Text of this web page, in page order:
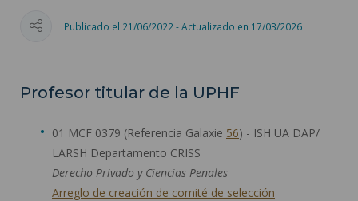
Publicado el 21/06/2022 - Actualizado en 17/03/2026
Profesor titular de la UPHF
01 MCF 0379 (Referencia Galaxie 56) - ISH UA DAP/
LARSH Departamento CRISS
Derecho Privado y Ciencias Penales
Arreglo de creación de comité de selección